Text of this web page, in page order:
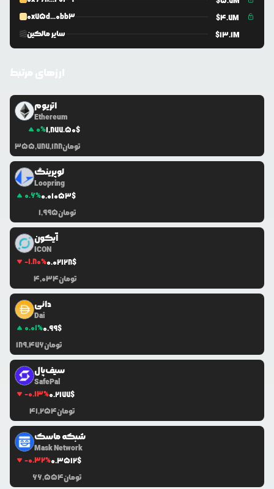
0x75d...0bb3
$4.7M
سایر مالکین
$13.1M
اتریوم
Ethereum
0%1,877.50$
355,787,188تومان
لوپرینگ
Loopring
0.6%0.01053$
1,995تومان
آیکون
ICON
-1.80%0.02128$
4,034تومان
دائی
Dai
0.01%0.99$
189,476تومان
سیف‌پال
SafePal
-0.13%0.2177$
41,254تومان
شبکه ماسک
Mask Network
-0.32%0.3512$
66,554تومان